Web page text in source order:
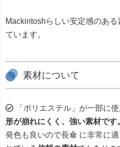
Mackintoshらしい安定感のあ
ています。
素材について
「ポリエステル」が一部に使
形が崩れにくく、強い素材です
発色も良いので長傘 に非常に